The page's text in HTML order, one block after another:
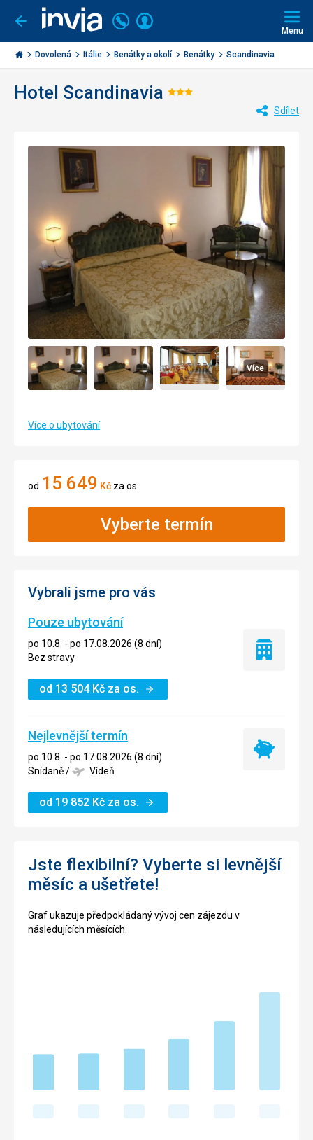
Jít
zpět
Invia.cz
Volejte
226
000
284
Přihlásit
Menu
Dovolená Itálie Benátky a okolí Benátky Scandinavia
Hotel Scandinavia Hodnocení:
Sdílet
Více
Více o ubytování
od 15 649 Kč za os.
Vyberte termín
Vybrali jsme pro vás
Pouze ubytování
po 10.8. - po 17.08.2026 (8 dní)
Bez stravy
od 13 504 Kč za os.
Pouze
Nejlevnější termín
po 10.8. - po 17.08.2026 (8 dní)
Snídaně/ Vídeň
od 19 852 Kč za os.
Nejlevnější
Jste flexibilní? Vyberte si levnější
měsíc a ušetřete!
Graf ukazuje předpokládaný vývoj cen zájezdu v
následujících měsících.